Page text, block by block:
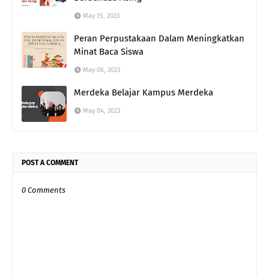
May 15, 2023
Peran Perpustakaan Dalam Meningkatkan
Minat Baca Siswa
May 06, 2023
Merdeka Belajar Kampus Merdeka
May 04, 2023
POST A COMMENT
0 Comments